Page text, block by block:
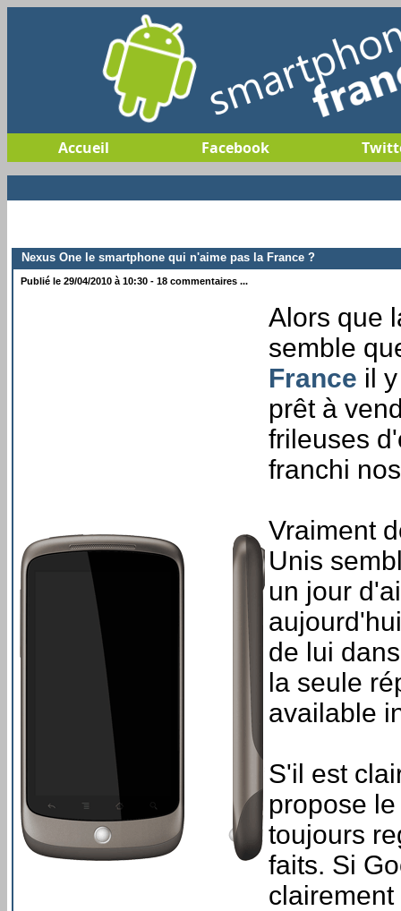
Accueil Facebook
Nexus One le smartphone qui n'aime pas la France ?
Publié le 29/04/2010 à 10:30 - 18 commentaires ...
Alors que
semble
France il
prêt à
frileuses
franchi
Vraiment
Unis
un jour
de lui
la seule
available
S'il est
propose
toujours
faits. Si
clairement